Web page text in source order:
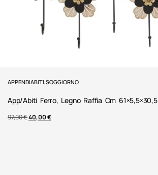
APPENDIABITI,SOGGIORNO
App/abiti Ferro, Legno Raffia Cm 61×5,5×30,5
97,00€40,00€